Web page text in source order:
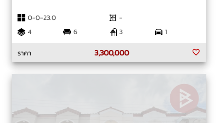
0-0-23.0
-
4
6 3
1
ราคา
3,300,000